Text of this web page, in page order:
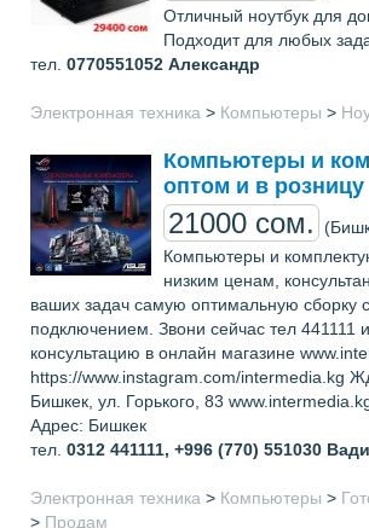
Отличный ноутбук для
Подходит для любых
тел. 0770551052 Александр
Электронная техника > Компьютеры >
Компьютеры и
оптом и в розницу
21000 сом.
Компьютеры и
низким ценам,
ваших задач самую оптимальную сборку
подключением. Звони сейчас тел 441111
консультацию в онлайн магазине
https://www.instagram.com/intermedia.kg
Бишкек, ул. Горького, 83
Адрес: Бишкек
тел. 0312 441111, +996 (770) 551030
Электронная техника > Компьютеры >
> Продам